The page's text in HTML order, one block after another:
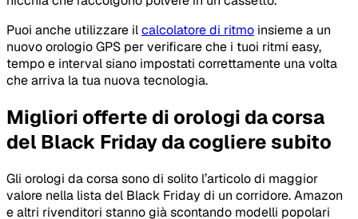
Puoi anche utilizzare ilcalcolatore di ritmo insieme a un
nuovo orologio GPS per verificare che i tuoi ritmi easy,
tempo e interval siano impostati correttamente una volta
che arriva la tua nuova tecnologia.
Migliori offerte di orologi da corsa
del Black Friday da cogliere subito
Gli orologi da corsa sono di solito l’articolo di maggior
valore nella lista del Black Friday di un corridore. Amazon
e altri rivenditori stanno già scontando modelli popolari